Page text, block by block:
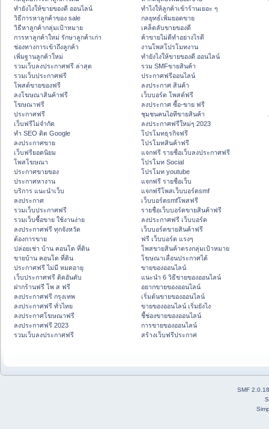
ทํายังไงให้ขายของดี ออนไลน์
วิธีการหาลูกค้าของ sale
วิธีหาลูกค้ากลุ่มเป้าหมาย
การหาลูกค้าใหม่ รักษาลูกค้าเก่า
ช่องทางการเข้าถึงลูกค้า
เพิ่มฐานลูกค้าใหม่
รวมเว็บลงประกาศฟรี ล่าสุด
รวมเว็บประกาศฟรี
โพสต์ขายของฟรี
ลงโฆษณาสินค้าฟรี
โฆษณาฟรี
ประกาศฟรี
เว็บฟรีไม่จำกัด
ทำ SEO ติด Google
ลงประกาศขาย
เว็บฟรียอดนิยม
โพสโฆษณา
ประกาศขายของ
ประกาศหางาน
บริการ แนะนำเว็บ
ลงประกาศ
รวมเว็บประกาศฟรี
รวมเว็บซื้อขาย ใช้งานง่าย
ลงประกาศฟรี ทุกจังหวัด
ต้องการขาย
ปล่อยเช่า บ้าน คอนโด ที่ดิน
ขายบ้าน คอนโด ที่ดิน
ประกาศฟรี ไม่มี หมดอายุ
เว็บประกาศฟรี ติดอันดับ
ฝากร้านฟรี โพ ส ฟรี
ลงประกาศฟรี กรุงเทพ
ลงประกาศฟรี ทั่วไทย
ลงประกาศโฆษณาฟรี
ลงประกาศฟรี 2023
รวมเว็บลงประกาศฟรี
ทําไงให้ลูกค้าเข้าร้านเยอะ ๆ
กลยุทธ์เพิ่มยอดขาย
เคล็ดลับขายของดี
ค้าขายไม่ดีทำอย่างไรดี
งานโพสโปรโมทงาน
ทํายังไงให้ขายของดี ออนไลน์
รวม SMFขายสินค้า
ประกาศฟรีออนไลน์
ลงประกาศ สินค้า
เว็บบอร์ด โพสต์ฟรี
ลงประกาศ ซื้อ-ขาย ฟรี
ชุมชนคนไอทีขายสินค้า
ลงประกาศฟรีใหม่ๆ 2023
โปรโมทธุรกิจฟรี
โปรโมทสินค้าฟรี
แจกฟรี รายชื่อเว็บลงประกาศฟรี
โปรโมท Social
โปรโมท youtube
แจกฟรี รายชื่อเว็บ
แจกฟรีโพสเว็บบอร์ดsmf
เว็บบอร์ดsmfโพสฟรี
รายชื่อเว็บบอร์ดขายสินค้าฟรี
ลงประกาศฟรี เว็บบอร์ด
เว็บบอร์ดขายสินค้าฟรี
ฟรี เว็บบอร์ด แรงๆ
โพสขายสินค้าตรงกลุ่มเป้าหมาย
โฆษณาเลื่อนประกาศได้
ขายของออนไลน์
แนะนำ 6 วิธีขายของออนไลน์
อยากขายของออนไลน์
เริ่มต้นขายของออนไลน์
ขายของออนไลน์ เริ่มยังไง
ชี้ช่องขายของออนไลน์
การขายของออนไลน์
สร้างเว็บฟรีประกาศ
SMF 2.0.18